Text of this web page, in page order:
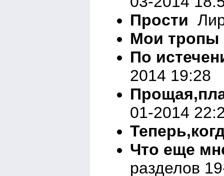
Прости
Мои тропы
По
2014 19:28
01-2014
Что еще
разделов